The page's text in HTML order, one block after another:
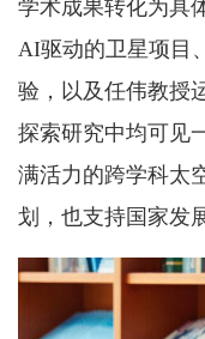
学术成果转化为具
AI驱动的卫星项目
验，以及任伟教授
探索研究中均可见
满活力的跨学科太
划，也支持国家发